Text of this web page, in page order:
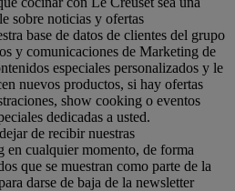
sobre noticias y ofertas
base de datos de clientes del grupo
y comunicaciones de Marketing de
especiales personalizados y le
nuevos productos, si hay ofertas
show cooking o eventos
dedicadas a usted.
de recibir nuestras
en cualquier momento, de forma
que se muestran como parte de la
darse de baja de la newsletter